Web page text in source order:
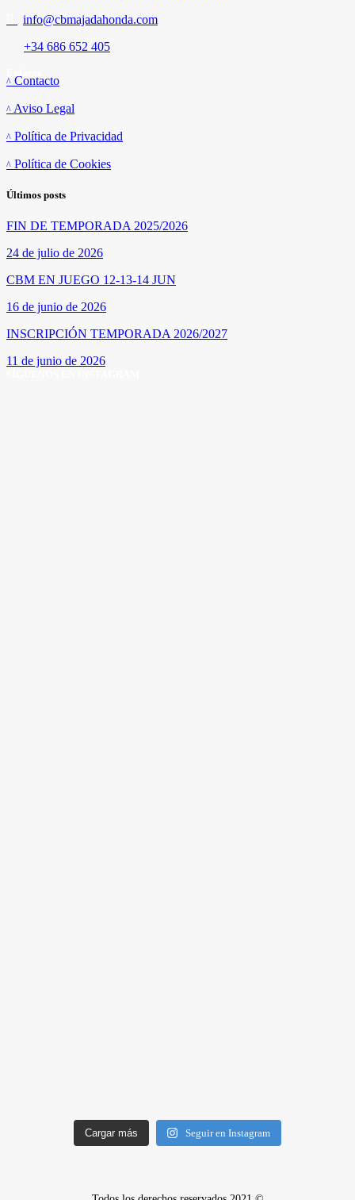
info@cbmajadahonda.com
+34 686 652 405
Contacto
Aviso Legal
Política de Privacidad
Política de Cookies
Últimos posts
FIN DE TEMPORADA 2025/2026
24 de julio de 2026
CBM EN JUEGO 12-13-14 JUN
16 de junio de 2026
INSCRIPCIÓN TEMPORADA 2026/2027
11 de junio de 2026
Cargar más Seguir en Instagram